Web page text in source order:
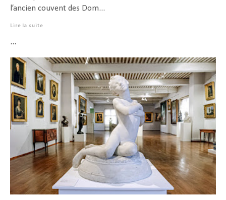
l’ancien couvent des Dom...
Lire la suite
...